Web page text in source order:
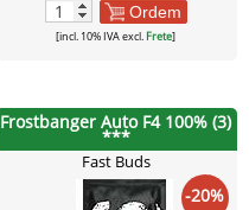
Ordem
[incl. 10% IVA excl.Frete]
Frostbanger Auto F4 100% (3)
***
Fast Buds
-20%